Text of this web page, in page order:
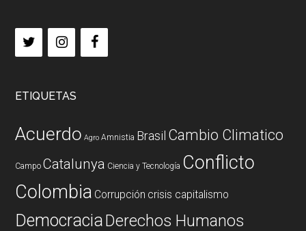
ETIQUETAS
Acuerdo Agro Amnistia Brasil Cambio Climatico
Campo Catalunya Ciencia y Tecnología Conflicto
Colombia Corrupción crisis capitalismo
DemocraciaDerechos Humanos